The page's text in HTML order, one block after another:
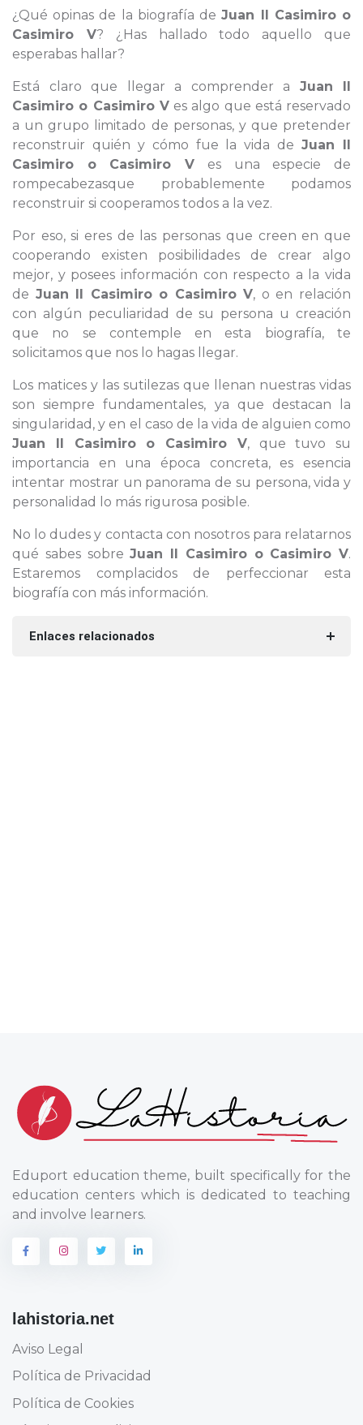
¿Qué opinas de la biografía deJuan II Casimiro o
Casimiro V? ¿Has hallado todo aquello que
esperabas hallar?
Está claro que llegar a comprender a Juan II
Casimiro o Casimiro Ves algo que está reservado
a un grupo limitado de personas, y que pretender
reconstruir quién y cómo fue la vida deJuan II
Casimiro o Casimiro V es una especie de
rompecabezasque probablemente podamos
reconstruir si cooperamos todos a la vez.
Por eso, si eres de las personas que creen en que
cooperando existen posibilidades de crear algo
mejor, y posees información con respecto a la vida
de Juan II Casimiro o Casimiro V, o en relación
con algún peculiaridad de su persona u creación
que no se contemple en esta biografía, te
solicitamos que nos lo hagas llegar.
Los matices y las sutilezas que llenan nuestras vidas
son siempre fundamentales, ya que destacan la
singularidad, y en el caso de la vida de alguien como
Juan II Casimiro o Casimiro V, que tuvo su
importancia en una época concreta, es esencia
intentar mostrar un panorama de su persona, vida y
personalidad lo más rigurosa posible.
No lo dudes y contacta con nosotros para relatarnos
qué sabes sobreJuan II Casimiro o Casimiro V.
Estaremos complacidos de perfeccionar esta
biografía con más información.
Enlaces relacionados
Eduport education theme, built specifically for the
education centers which is dedicated to teaching
and involve learners.
lahistoria.net
Aviso Legal
Política de Privacidad
Política de Cookies